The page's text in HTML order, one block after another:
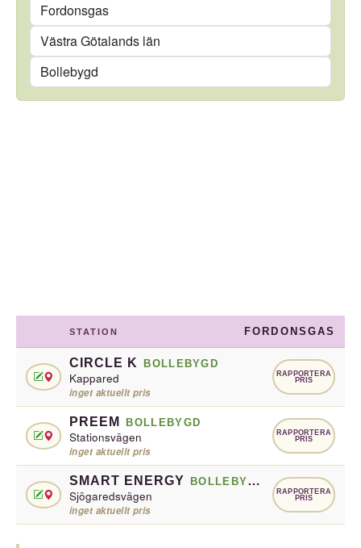
Län
Kommun
STATION FORDONSGAS
CIRCLE K BOLLEBYGD
Kappared
inget aktuellt pris
RAPPORTERA
PRIS
PREEM BOLLEBYGD
Stationsvägen
inget aktuellt pris
RAPPORTERA
PRIS
SMART ENERGY BOLLEBYGD
Sjögaredsvägen
inget aktuellt pris
RAPPORTERA
PRIS